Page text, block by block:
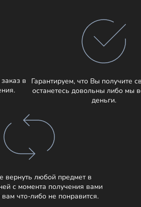
в
Гарантируем, что Вы получите
останетесь довольны либо мы
деньги.
вернуть любой предмет в
с момента получения вами
вам что-либо не понравится.